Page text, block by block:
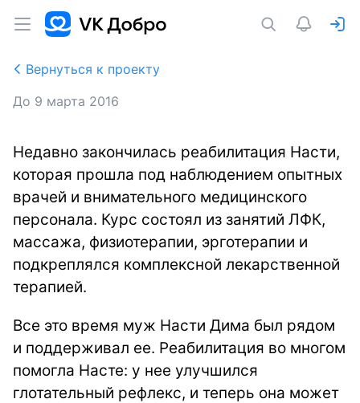
Вернуться к проекту
До 9 марта 2016
Недавно закончилась реабилитация Насти,
которая прошла под наблюдением опытных
врачей и внимательного медицинского
персонала. Курс состоял из занятий ЛФК,
массажа, физиотерапии, эрготерапии и
подкреплялся комплексной лекарственной
терапией.
Все это время муж Насти Дима был рядом
и поддерживал ее. Реабилитация во многом
помогла Насте: у нее улучшился
глотательный рефлекс, и теперь она может